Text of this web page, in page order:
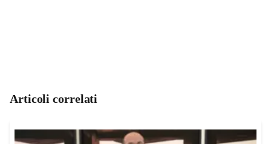
Articoli correlati